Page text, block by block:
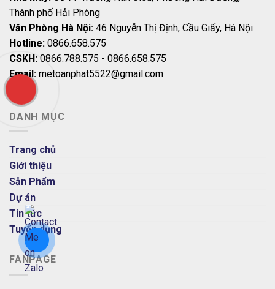
Thành phố Hải Phòng
Văn Phòng Hà Nội: 46 Nguyễn Thị Định, Cầu Giấy, Hà Nội
Hotline: 0866.658.575
CSKH: 0866.788.575 - 0866.658.575
Email: metoanphat5522@gmail.com
DANH MỤC
Trang chủ
Giới thiệu
Sản Phẩm
Dự án
Tin tức
Tuyển dụng
FANPAGE